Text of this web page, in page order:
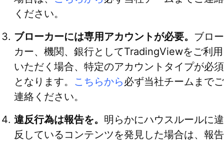
ください。
ブローカーには専用アカウントが必要。 ブロー
カー、機関、銀行としてTradingViewをご利用
いただく場合、特定のアカウントタイプが必須
となります。 こちらから必ず当社チームまでご
連絡ください。
違反行為は報告を。 明らかにハウスルールに違
反しているコンテンツを発見した場合は、報告